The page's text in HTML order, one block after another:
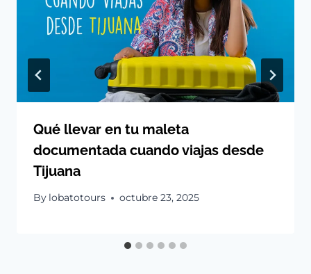
Qué llevar en tu maleta
documentada cuando viajas desde
Tijuana
By lobatotours octubre 23, 2025